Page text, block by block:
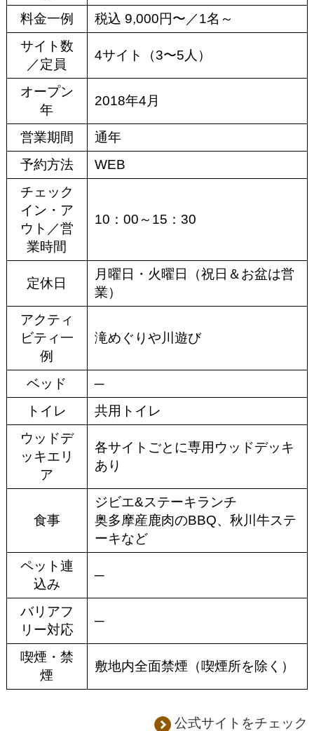
料金一例
税込 9,000円〜／1名～
サイト数
／定員
4サイト（3〜5人）
オープン
年
2018年4月
営業期間
通年
予約方法
WEB
チェック
イン・ア
ウト／営
業時間
10：00～15：30
定休日
月曜日・火曜日（祝日＆お盆は営
業）
アクティ
ビティ一
例
滝めぐりや川遊び
ベッド
─
トイレ
共用トイレ
ウッドデ
ッキエリ
ア
各サイトごとに専用ウッドデッキ
あり
食事
ジビエ&ステーキランチ
奥多摩産鹿肉のBBQ、秋川牛ステ
ーキなど
ペット連
込み
─
バリアフ
リー対応
─
喫煙・禁
煙
敷地内全面禁煙（喫煙所を除く）
公式サイトをチェック